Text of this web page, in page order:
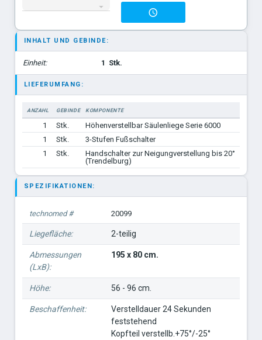
INHALT UND GEBINDE:
Einheit: 1 Stk.
LIEFERUMFANG:
ANZAHL GEBINDE
KOMPONENTE
1
Stk.
Höhenverstellbar Säulenliege Serie 6000
1
Stk.
3-Stufen Fußschalter
1
Stk.
Handschalter zur Neigungverstellung bis 20°
(Trendelburg)
SPEZIFIKATIONEN:
technomed # 20099
Liegefläche: 2-teilig
Abmessungen
(LxB):
195 x 80 cm.
Höhe: 56 - 96 cm.
Beschaffenheit:
Verstelldauer 24 Sekunden
feststehend
Kopfteil verstellb.+75°/-25°